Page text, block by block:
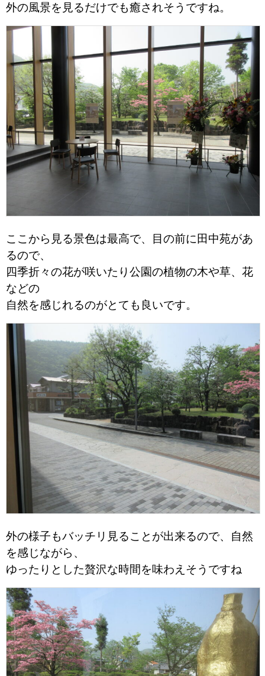
外の風景を見るだけでも癒されそうですね。
ここから見る景色は最高で、目の前に田中苑があ
るので、
四季折々の花が咲いたり公園の植物の木や草、花
などの
自然を感じれるのがとても良いです。
外の様子もバッチリ見ることが出来るので、自然
を感じながら、
ゆったりとした贅沢な時間を味わえそうですね